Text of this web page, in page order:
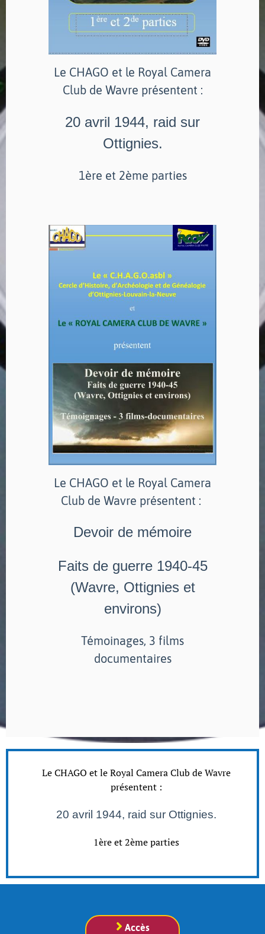
Le CHAGO et le Royal Camera
Club de Wavre présentent :
20 avril 1944, raid sur
Ottignies.
1ère et 2ème parties
Le CHAGO et le Royal Camera
Club de Wavre présentent :
Devoir de mémoire
Faits de guerre 1940-45
(Wavre, Ottignies et
environs)
Témoinages, 3 films
documentaires
Le CHAGO et le Royal Camera Club de Wavre
présentent :
20 avril 1944, raid sur Ottignies.
1ère et 2ème parties
Accès